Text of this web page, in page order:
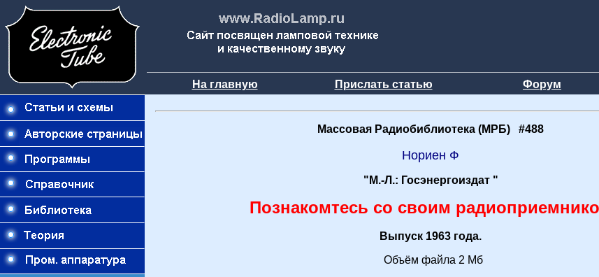
На главную Прислать статью Форум
Массовая Радиобиблиотека (МРБ) #488
Нориен Ф
"М.-Л.: Госэнергоиздат "
Познакомтесь со своим
Выпуск 1963 года.
Объём файла 2 Мб